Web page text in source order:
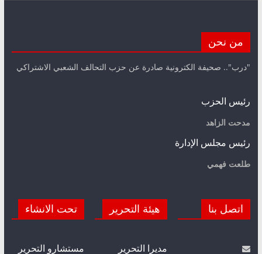
من نحن
"درب".. صحيفة الكترونية صادرة عن حزب التحالف الشعبي الاشتراكي
رئيس الحزب
مدحت الزاهد
رئيس مجلس الإدارة
طلعت فهمي
اتصل بنا هيئة التحرير
مديرا التحرير
تحت الانشاء
مستشارو التحرير